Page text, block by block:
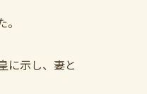
に示し、妻と